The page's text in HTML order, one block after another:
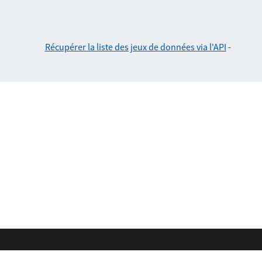
Récupérer la liste des jeux de données via l'API -